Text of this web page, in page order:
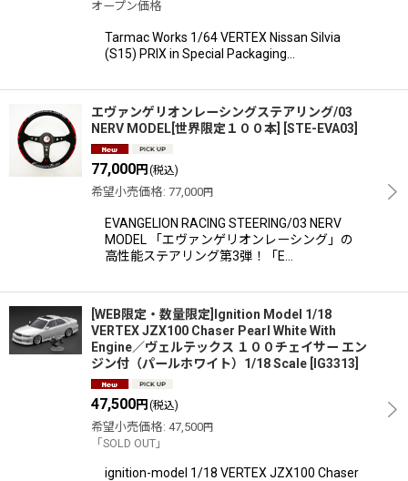
オープン価格
Tarmac Works 1/64 VERTEX Nissan Silvia
(S15) PRIX in Special Packaging…
エヴァンゲリオンレーシングステアリング/03
NERV MODEL[世界限定１００本]
STE-EVA03
77,000円 (税込)
希望小売価格: 77,000円
EVANGELION RACING STEERING/03 NERV
MODEL 「エヴァンゲリオンレーシング」の
高性能ステアリング第3弾！「E…
[WEB限定・数量限定]Ignition Model 1/18
VERTEX JZX100 Chaser Pearl White With
Engine／ヴェルテックス １００チェイサー エン
ジン付（パールホワイト）1/18 Scale
IG3313
47,500円 (税込)
希望小売価格: 47,500円
「SOLD OUT」
ignition-model 1/18 VERTEX JZX100 Chaser